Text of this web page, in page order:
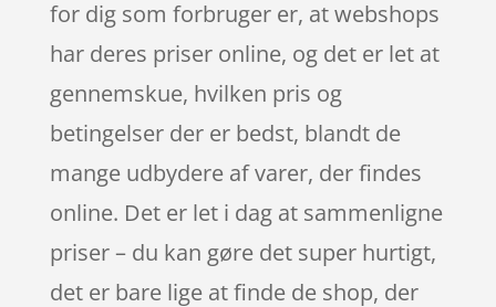
for dig som forbruger er, at webshops
har deres priser online, og det er let at
gennemskue, hvilken pris og
betingelser der er bedst, blandt de
mange udbydere af varer, der findes
online. Det er let i dag at sammenligne
priser – du kan gøre det super hurtigt,
det er bare lige at finde de shop, der